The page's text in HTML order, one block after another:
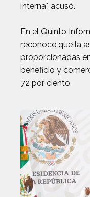
interna", acusó.
En el Quinto
reconoce que la
proporcionadas
beneficio y
72 por ciento.